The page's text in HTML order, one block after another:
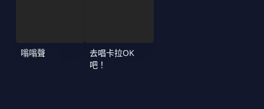
嗡嗡聲
去唱卡拉OK
吧！